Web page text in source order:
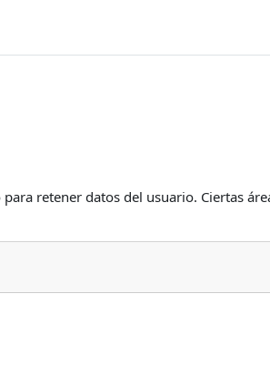
retener datos del usuario. Ciertas